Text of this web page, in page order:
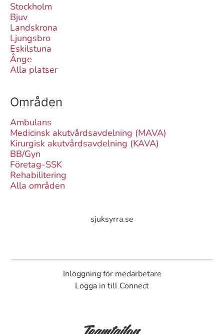
Stockholm
Bjuv
Landskrona
Ljungsbro
Eskilstuna
Ånge
Alla platser
Områden
Ambulans
Medicinsk akutvårdsavdelning (MAVA)
Kirurgisk akutvårdsavdelning (KAVA)
BB/Gyn
Företag-SSK
Rehabilitering
Alla områden
sjuksyrra.se
Inloggning för medarbetare
Logga in till Connect